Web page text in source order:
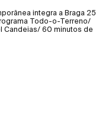
integra a Braga 25
Todo-o-Terreno/
Candeias/ 60 minutos de